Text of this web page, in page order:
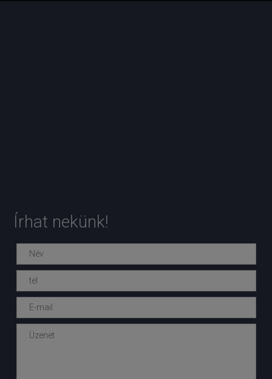
Írhat nekünk!